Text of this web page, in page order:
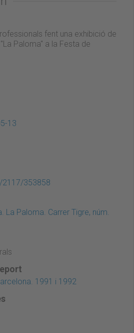
fent una exhibició de
Paloma" a la Festa de
13
2117/353858
La Paloma. Carrer Tigre, núm.
1991 i 1992